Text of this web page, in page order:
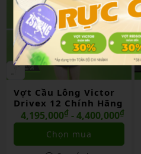
Vợt Cầu Lông Victor
Drivex 12 Chính Hãng
4,195,000₫ - 4,400,000₫
Chọn mua